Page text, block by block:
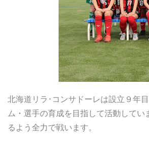
北海道リラ･コンサドーレは設立９年
ム・選手の育成を目指して活動して
るよう全力で戦います。